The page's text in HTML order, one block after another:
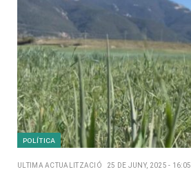
POLÍTICA
ULTIMA ACTUALITZACIÓ 25 DE JUNY, 2025 - 16:05